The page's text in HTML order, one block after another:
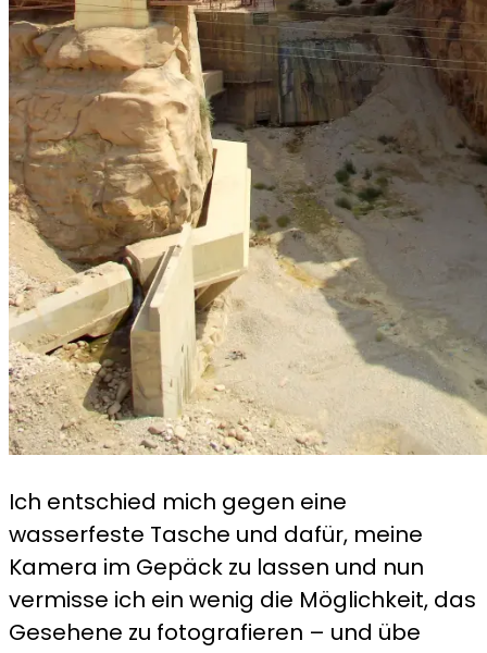
Ich entschied mich gegen eine
wasserfeste Tasche und dafür, meine
Kamera im Gepäck zu lassen und nun
vermisse ich ein wenig die Möglichkeit, das
Gesehene zu fotografieren – und übe